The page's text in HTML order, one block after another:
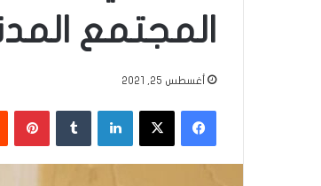
المجتمع
أغسطس 25, 2021
فيسبوك ‫X لينكدإن بينتيريست